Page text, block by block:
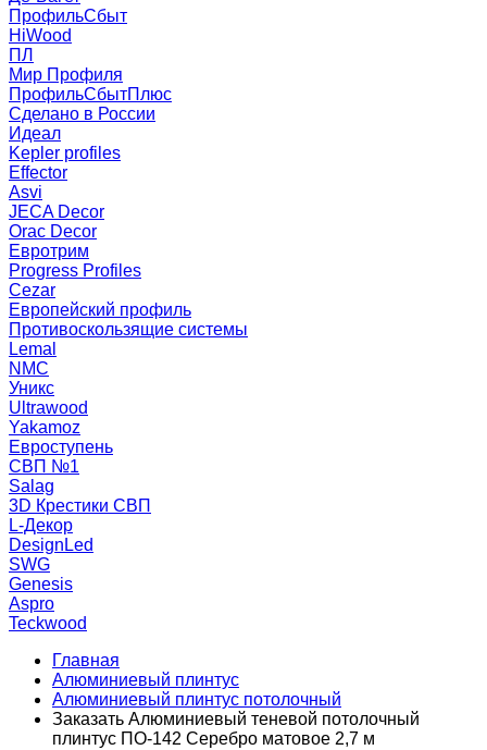
ПрофильСбыт
HiWood
ПЛ
Мир Профиля
ПрофильСбытПлюс
Сделано в России
Идеал
Kepler profiles
Effector
Asvi
JECA Decor
Orac Decor
Евротрим
Progress Profiles
Cezar
Европейский профиль
Противоскользящие системы
Lemal
NMC
Уникс
Ultrawood
Yakamoz
Евроступень
СВП №1
Salag
3D Крестики СВП
L-Декор
DesignLed
SWG
Genesis
Aspro
Teckwood
Главная
Алюминиевый плинтус
Алюминиевый плинтус потолочный
Заказать Алюминиевый теневой потолочный
плинтус ПО-142 Серебро матовое 2,7 м